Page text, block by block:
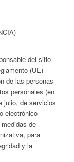
del sitio
(UE)
de las personas
personales (en
julio, de servicios
electrónico
de
para
y la